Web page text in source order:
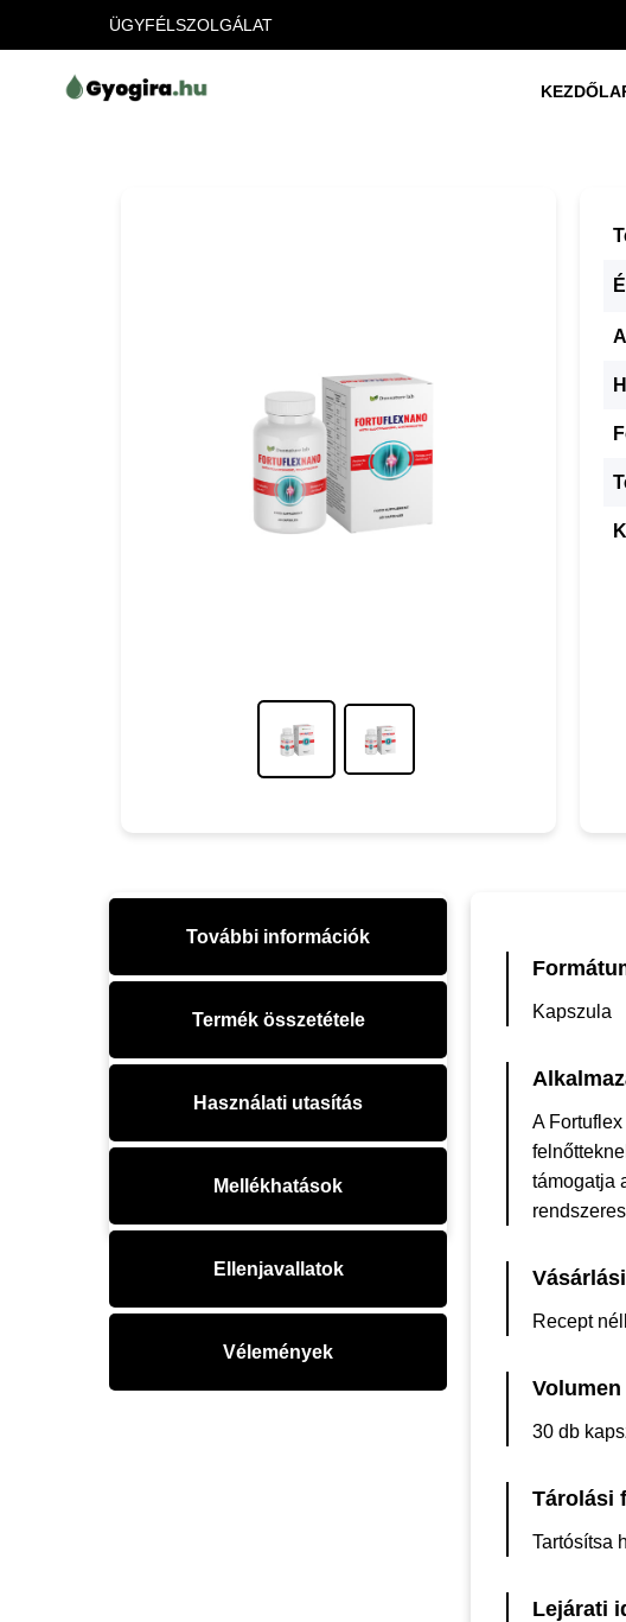
ÜGYFÉLSZOLGÁLAT
További információk
Termék összetétele
Használati utasítás
Mellékhatások
Ellenjavallatok
Vélemények
Kapszula
A
támogatja
Recept
30 db
Tárolási
Tartósítsa
Lejárati